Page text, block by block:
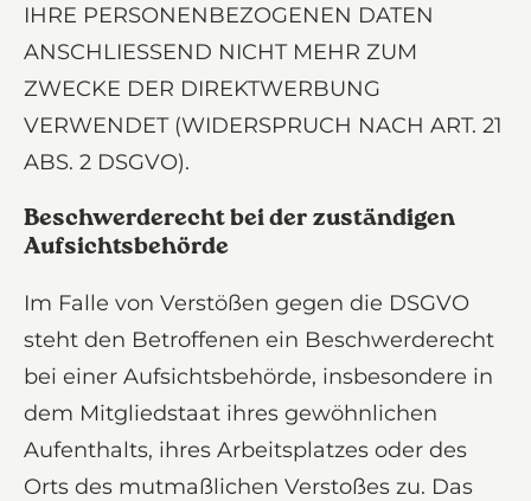
IHRE PERSONENBEZOGENEN DATEN
ANSCHLIESSEND NICHT MEHR ZUM
ZWECKE DER DIREKTWERBUNG
VERWENDET (WIDERSPRUCH NACH ART. 21
ABS. 2 DSGVO).
Beschwerde­recht bei der zuständigen
Aufsichts­behörde
Im Falle von Verstößen gegen die DSGVO
steht den Betroffenen ein Beschwerderecht
bei einer Aufsichtsbehörde, insbesondere in
dem Mitgliedstaat ihres gewöhnlichen
Aufenthalts, ihres Arbeitsplatzes oder des
Orts des mutmaßlichen Verstoßes zu. Das